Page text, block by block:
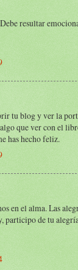
resultar
tu blog y ver la
que ver con el
has hecho feliz.
en el alma. Las
participo de tu